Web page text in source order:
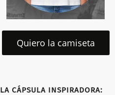
Quiero la camiseta
LA CÁPSULA INSPIRADORA: